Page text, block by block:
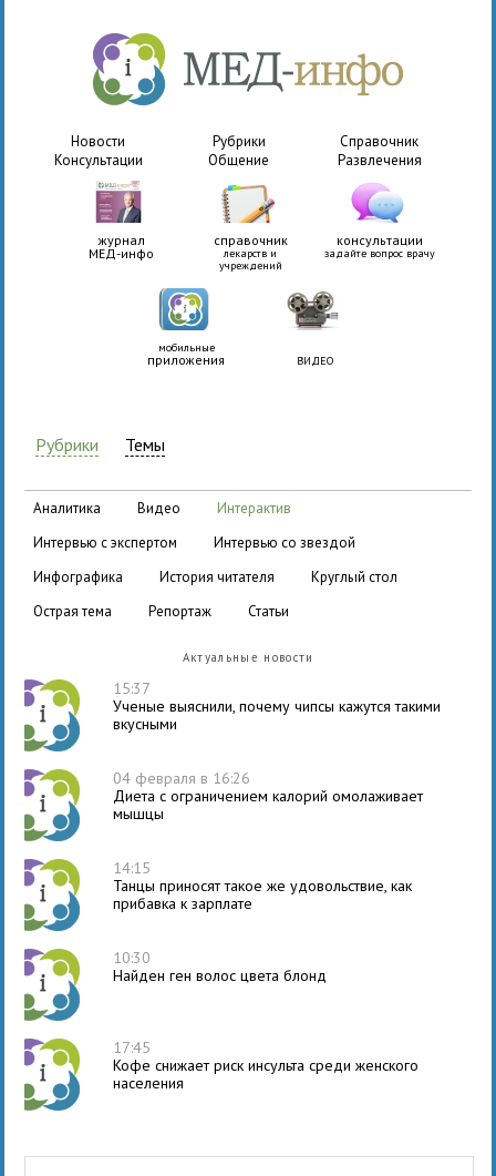
Новости Рубрики
Справочник
Консультации
Общение Развлечения
журнал
МЕД-инфо
справочник
лекарств и
учреждений
консультации
задайте вопрос врачу
мобильные
приложения ВИДЕО
Рубрики Темы
аналитика видео
интерактив
интервью с экспертом
интервью со звездой
инфографика
история читателя
круглый стол
острая тема
репортаж статьи
Актуальные новости
15:37
Ученые выяснили, почему чипсы кажутся такими
вкусными
04 февраля в 16:26
Диета с ограничением калорий омолаживает
мышцы
14:15
Танцы приносят такое же удовольствие, как
прибавка к зарплате
10:30
Найден ген волос цвета блонд
17:45
Кофе снижает риск инсульта среди женского
населения